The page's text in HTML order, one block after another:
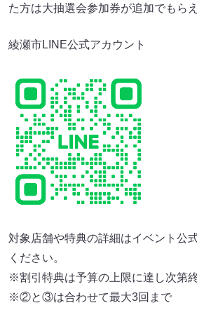
た方は大抽選会参加券が追加でもら
綾瀬市LINE公式アカウント
対象店舗や特典の詳細はイベント公
ください。
※割引特典は予算の上限に達し次第
※②と③は合わせて最大3回まで